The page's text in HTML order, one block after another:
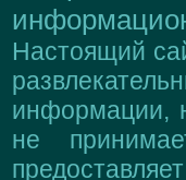
Настоящий
информации,
не